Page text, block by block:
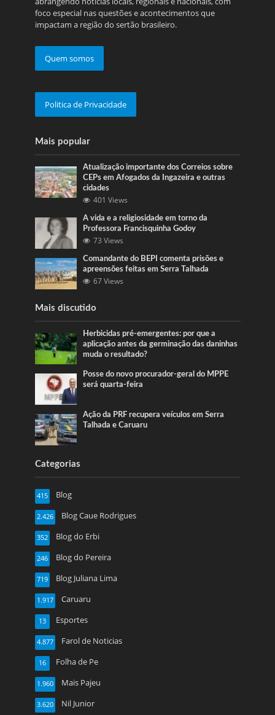
foco especial nas questões e acontecimentos que
impactam a região do sertão brasileiro.
Quem somos
Politica de Privacidade
Mais popular
Atualização importante dos Correios sobre
CEPs em Afogados da Ingazeira e outras
cidades
401 Views
A vida e a religiosidade em torno da
Professora Francisquinha Godoy
73 Views
Comandante do BEPI comenta prisões e
apreensões feitas em Serra Talhada
67 Views
Mais discutido
Herbicidas pré-emergentes: por que a
aplicação antes da germinação das daninhas
muda o resultado?
Posse do novo procurador-geral do MPPE
será quarta-feira
Ação da PRF recupera veículos em Serra
Talhada e Caruaru
Categorias
Blog
415
Blog Caue Rodrigues
2.426
Blog do Erbi
352
Blog do Pereira
246
Blog Juliana Lima
719
Caruaru
1.917
Esportes
13
Farol de Noticias
4.877
Folha de Pe
16
Mais Pajeu
1.960
Nil Junior
3.620